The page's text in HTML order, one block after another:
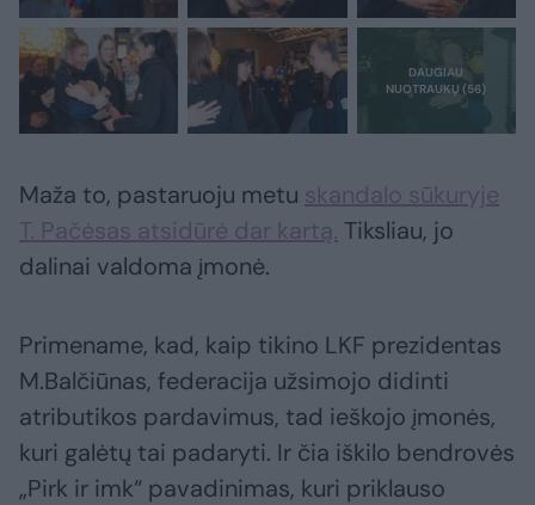
Maža to, pastaruoju metu skandalo sūkuryje
T. Pačėsas atsidūrė dar kartą. Tiksliau, jo
dalinai valdoma įmonė.
Primename, kad, kaip tikino LKF prezidentas
M.Balčiūnas, federacija užsimojo didinti
atributikos pardavimus, tad ieškojo įmonės,
kuri galėtų tai padaryti. Ir čia iškilo bendrovės
„Pirk ir imk“ pavadinimas, kuri priklauso